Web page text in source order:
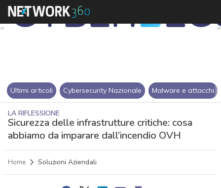
Ultimi articoli Cybersecurity Nazionale Malware e attacchi
LA RIFLESSIONE
Sicurezza delle infrastrutture critiche: cosa
abbiamo da imparare dall’incendio OVH
Home Soluzioni Aziendali